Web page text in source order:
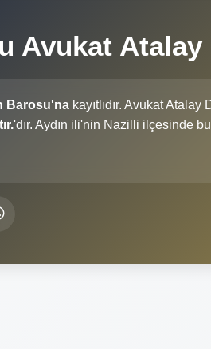
Avukat Atalay
Barosu'na kayıtlıdır. Avukat
'dır. Aydın ili'nin Nazilli ilçesinde